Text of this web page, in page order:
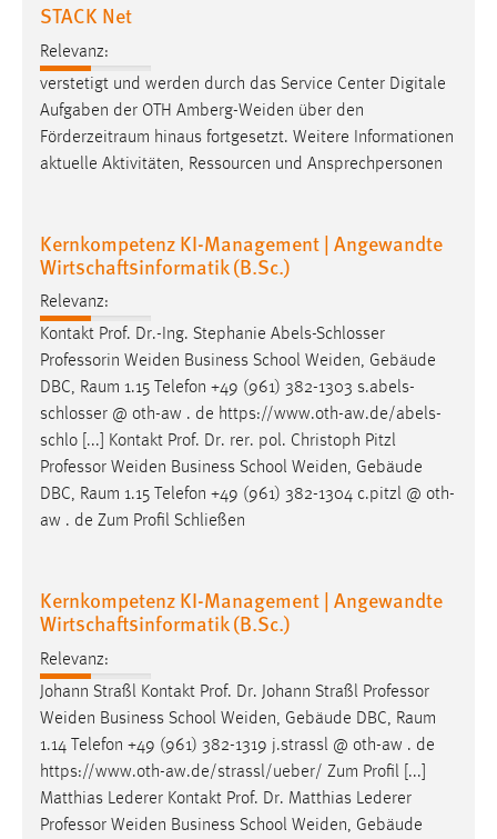
STACK Net
Relevanz:
verstetigt und werden durch das Service Center Digitale
Aufgaben der OTH Amberg-Weiden über den
Förderzeitraum hinaus fortgesetzt. Weitere Informationen
aktuelle Aktivitäten, Ressourcen und Ansprechpersonen
Kernkompetenz KI-Management | Angewandte
Wirtschaftsinformatik (B.Sc.)
Relevanz:
Kontakt Prof. Dr.-Ing. Stephanie Abels-Schlosser
Professorin Weiden Business School Weiden, Gebäude
DBC, Raum 1.15 Telefon +49 (961) 382-1303 s.abels-
schlosser @ oth-aw . de https://www.oth-aw.de/abels-
schlo [...] Kontakt Prof. Dr. rer. pol. Christoph Pitzl
Professor Weiden Business School Weiden, Gebäude
DBC, Raum 1.15 Telefon +49 (961) 382-1304 c.pitzl @ oth-
aw . de Zum Profil Schließen
Kernkompetenz KI-Management | Angewandte
Wirtschaftsinformatik (B.Sc.)
Relevanz:
Johann Straßl Kontakt Prof. Dr. Johann Straßl Professor
Weiden Business School Weiden, Gebäude DBC, Raum
1.14 Telefon +49 (961) 382-1319 j.strassl @ oth-aw . de
https://www.oth-aw.de/strassl/ueber/ Zum Profil [...]
Matthias Lederer Kontakt Prof. Dr. Matthias Lederer
Professor Weiden Business School Weiden, Gebäude